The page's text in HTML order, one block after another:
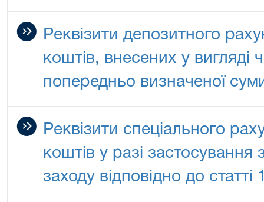
Реквізити депозитного
коштів, внесених у вигляді
попередньо визначеної
Реквізити спеціального
коштів у разі застосування
заходу відповідно до